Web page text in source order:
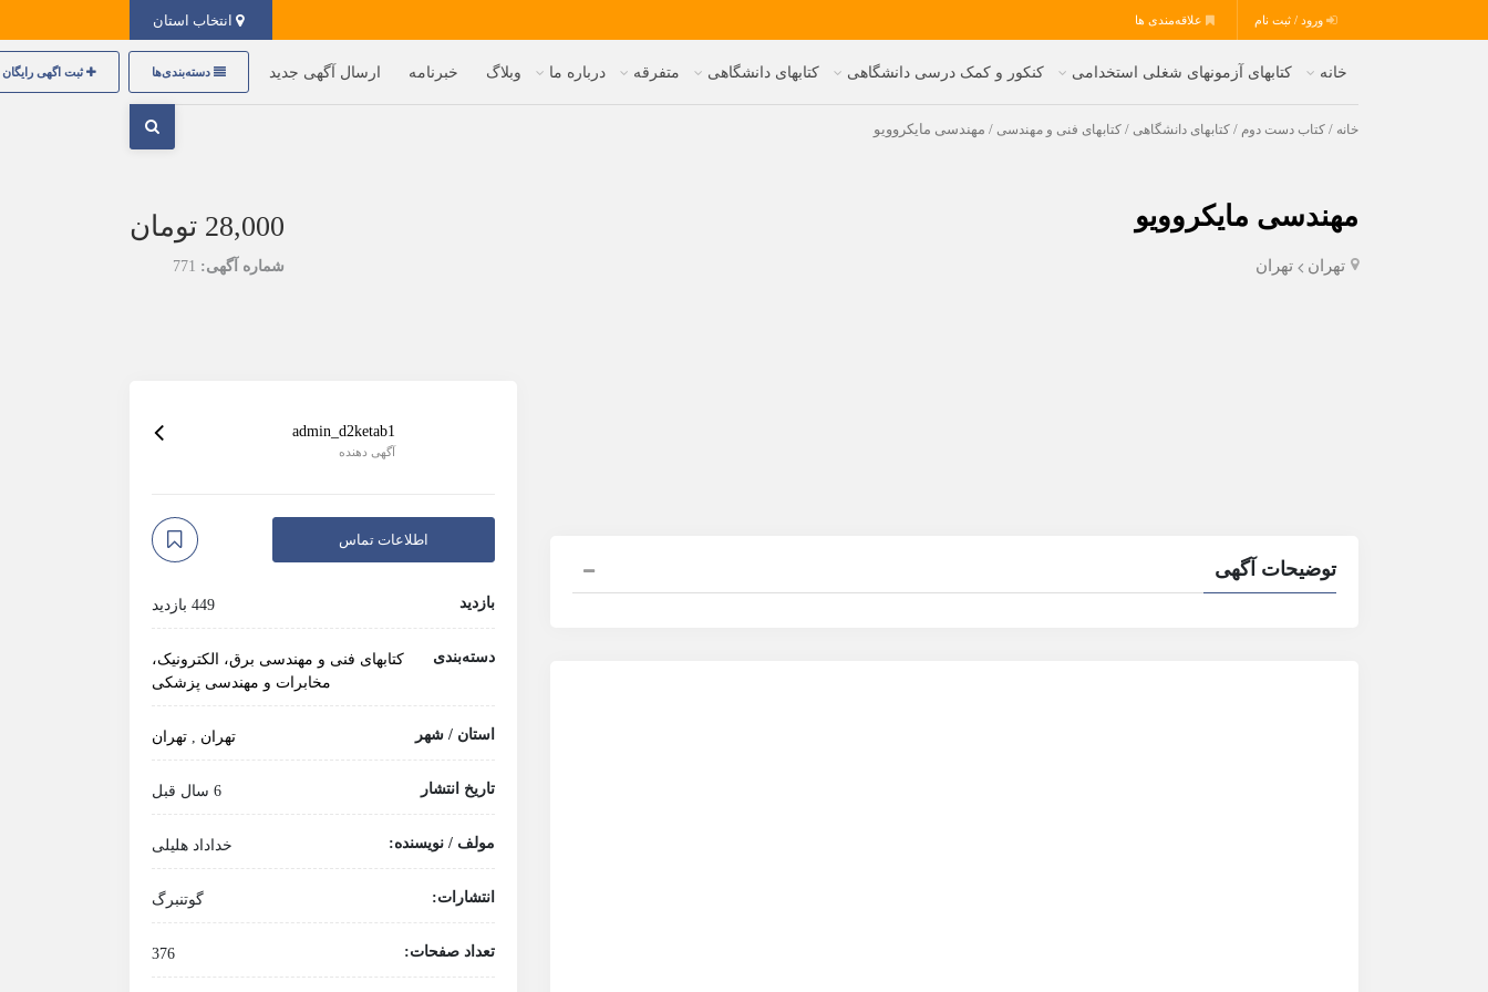
ورود / ثبت نام علاقه‌مندی ها
خانه کتابهای آزمونهای شغلی استخدامی کنکور و کمک درسی دانشگاهی کتابهای دانشگاهی متفرقه درباره ما وبلاگ خبرنامه ارسال آگهی جدید دسته‌بندی‌ها ثبت اگهی رایگان
خانه / کتاب دست دوم / کتابهای دانشگاهی / کتابهای فنی و مهندسی / مهندسی مایکروویو
مهندسی مایکروویو
تهران تهران
28,000 تومان
شماره آگهی: 771
توضیحات آگهی
admin_d2ketab1
آگهی دهنده
اطلاعات تماس
بازدید 449 بازدید
دسته‌بندی کتابهای فنی و مهندسی برق، الکترونیک،
مخابرات و مهندسی پزشکی
استان / شهر تهران تهران
تاریخ انتشار 6 سال قبل
مولف / نویسنده: خداداد هلیلی
انتشارات: گوتنبرگ
تعداد صفحات: 376